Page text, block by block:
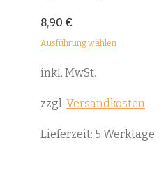
8,90 €
Ausführung wählen
Produkt
weist
Varianten
inkl. MwSt.
zzgl. Versandkosten
Lieferzeit: 5 Werktage